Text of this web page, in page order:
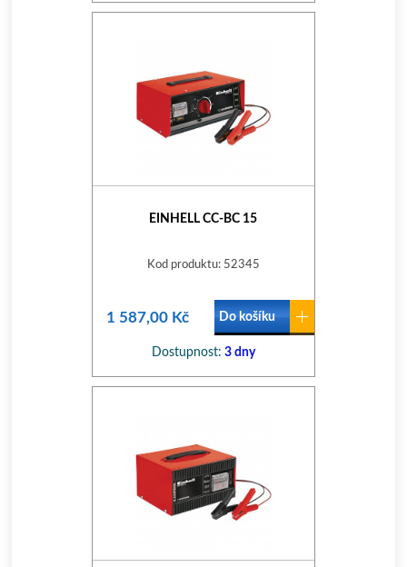
EINHELL CC-BC 15
Kod produktu: 52345
1 587,00 Kč Do košíku
Dostupnost: 3 dny